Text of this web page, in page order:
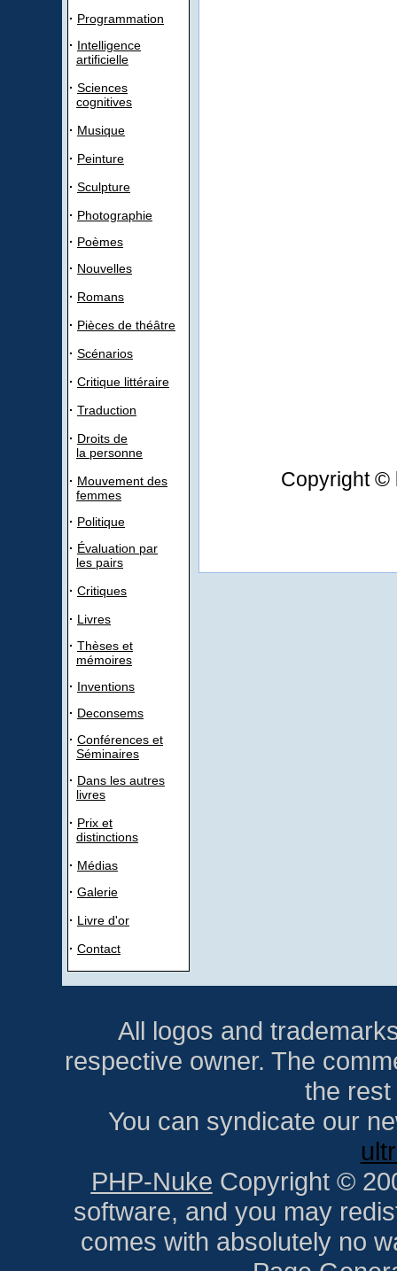
· Programmation
· Intelligence
artificielle
· Sciences
cognitives
· Musique
· Peinture
· Sculpture
· Photographie
· Poèmes
· Nouvelles
· Romans
· Pièces de théâtre
· Scénarios
· Critique littéraire
· Traduction
· Droits de
la personne
· Mouvement des
femmes
· Politique
· Évaluation par
les pairs
· Critiques
· Livres
· Thèses et
mémoires
· Inventions
· Deconsems
· Conférences et
Séminaires
· Dans les autres
livres
· Prix et
distinctions
· Médias
· Galerie
· Livre d'or
· Contact
Copyright ©
All logos and
respective owner. The
the
You can syndicate our
PHP-Nuke Copyright ©
software, and you may
comes with absolutely no